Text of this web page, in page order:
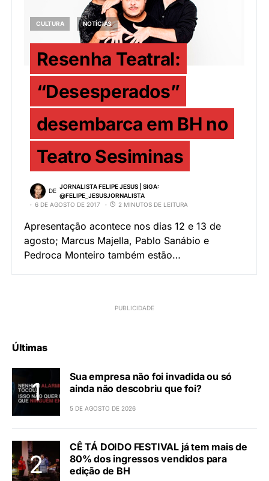
CULTURA NOTÍCIAS
Resenha Teatral:
“Desesperados”
desembarca em BH no
Teatro Sesiminas
DE
JORNALISTA FELIPE JESUS | SIGA:
@FELIPE_JESUSJORNALISTA
6 DE AGOSTO DE 2017
2 MINUTOS DE LEITURA
Apresentação acontece nos dias 12 e 13 de
agosto; Marcus Majella, Pablo Sanábio e
Pedroca Monteiro também estão…
Últimas
Sua empresa não foi invadida ou só
ainda não descobriu que foi?
5 DE AGOSTO DE 2026
CÊ TÁ DOIDO FESTIVAL já tem mais de
80% dos ingressos vendidos para
edição de BH